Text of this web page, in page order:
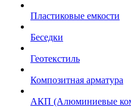
Пластиковые емкости
Беседки
Геотекстиль
Композитная арматура
АКП (Алюминиевые